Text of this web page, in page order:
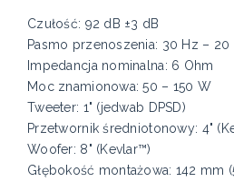
Czułość: 92 dB ±3 dB
Pasmo przenoszenia: 30 Hz – 20
Impedancja nominalna: 6 Ohm
Moc znamionowa: 50 – 150 W
Tweeter: 1" (jedwab DPSD)
Przetwornik średniotonowy: 4"
Woofer: 8" (Kevlar™)
Głębokość montażowa: 142 mm